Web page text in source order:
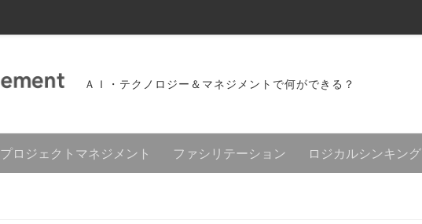
ＡＩ・テクノロジー＆マネジメントで何ができる？
プロジェクトマネジメント ファシリテーション ロジカルシンキング